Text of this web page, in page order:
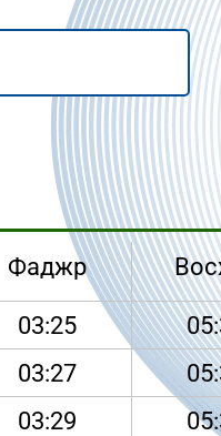
Фаджр
03:25
03:27
03:29